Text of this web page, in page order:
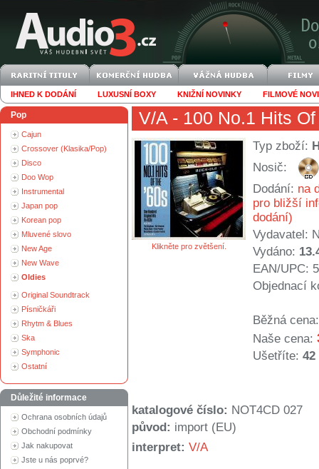
IHNED K DODÁNÍ LUXUSNÍ BOXY KNIŽNÍ NOVINKY FILMOVÉ
Pop
Cajun
Crossover (Klasika/Pop)
Disco
Doo Wop
Instrumental
Japan pop
Korean pop
Mluvené slovo
New Age
New Wave
Oldies
Original Soundtrack
Písničkáři
Rhytm & Blues
Ska
Symphonic
Ostatní
Důležité informace
Ochrana osobních údajů
Obchodní podmínky
Jak nakupovat
Jste u nás poprvé?
V/A - 100 No.1 Hits
Klikněte pro zvětšení.
Typ zboží:
Nosič:
Dodání: na
pro bližší
dodání)
Vydavatel:
Vydáno:
EAN/UPC:
Objednací
Běžná cena:
Naše cena:
Ušetříte: 42
katalogové číslo: NOT4CD 027
původ: import (EU)
interpret: V/A